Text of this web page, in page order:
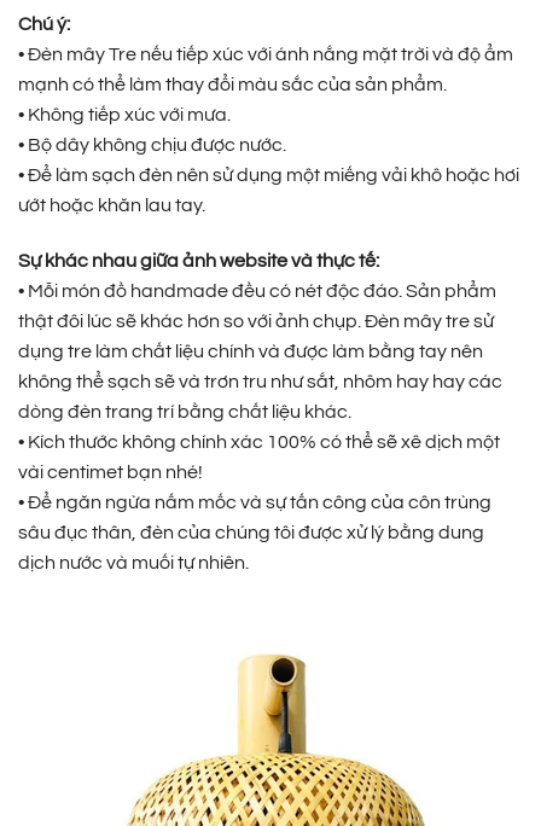
Chú ý:
• Đèn mây Tre nếu tiếp xúc với ánh nắng mặt trời và độ ẩm
mạnh có thể làm thay đổi màu sắc của sản phẩm.
• Không tiếp xúc với mưa.
• Bộ dây không chịu được nước.
• Để làm sạch đèn nên sử dụng một miếng vải khô hoặc hơi
ướt hoặc khăn lau tay.
Sự khác nhau giữa ảnh website và thực tế:
• Mỗi món đồ handmade đều có nét độc đáo. Sản phẩm
thật đôi lúc sẽ khác hơn so với ảnh chụp. Đèn mây tre sử
dụng tre làm chất liệu chính và được làm bằng tay nên
không thể sạch sẽ và trơn tru như sắt, nhôm hay hay các
dòng đèn trang trí bằng chất liệu khác.
• Kích thước không chính xác 100% có thể sẽ xê dịch một
vài centimet bạn nhé!
• Để ngăn ngừa nấm mốc và sự tấn công của côn trùng
sâu đục thân, đèn của chúng tôi được xử lý bằng dung
dịch nước và muối tự nhiên.